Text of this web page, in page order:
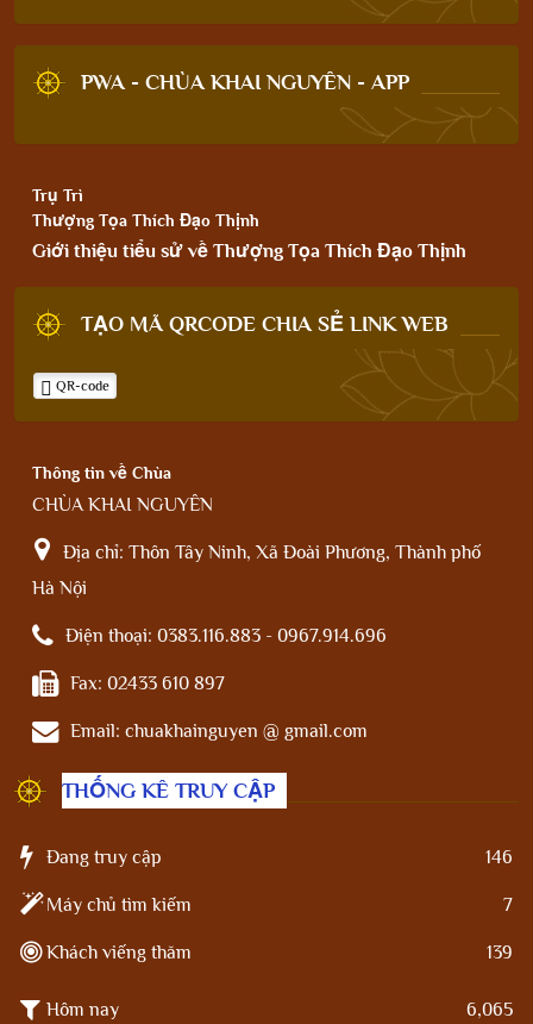
PWA - CHÙA KHAI NGUYÊN - APP
Trụ Trì
Thượng Tọa Thích Đạo Thịnh
Giới thiệu tiểu sử về Thượng Tọa Thích Đạo Thịnh
TẠO MÃ QRCODE CHIA SẺ LINK WEB
QR-code
Thông tin về Chùa
CHÙA KHAI NGUYÊN
Địa chỉ: Thôn Tây Ninh, Xã Đoài Phương, Thành phố
Hà Nội
Điện thoại: 0383.116.883 - 0967.914.696
Fax: 02433 610 897
Email: chuakhainguyen @ gmail.com
THỐNG KÊ TRUY CẬP
Đang truy cập 146
Máy chủ tìm kiếm 7
Khách viếng thăm 139
Hôm nay 6,065